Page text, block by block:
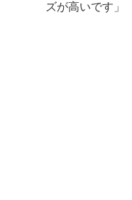
ズが高いです」